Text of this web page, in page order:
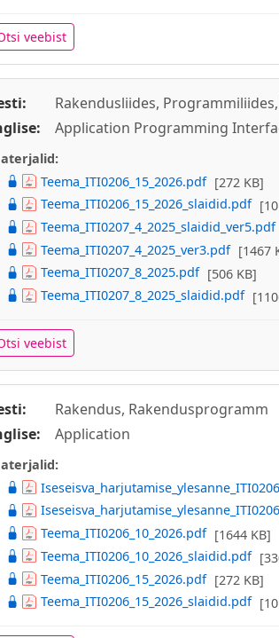
veebist
Rakendusliides,
Application Programming
Teema_ITI0206_15_2026.pdf [272 KB]
Teema_ITI0206_15_2026_slaidid.pdf
Teema_ITI0207_4_2025_slaidid_ver5.pdf
Teema_ITI0207_4_2025_ver3.pdf [1467
Teema_ITI0207_8_2025.pdf [506 KB]
Teema_ITI0207_8_2025_slaidid.pdf
veebist
Rakendus, Rakendusprogramm
Application
Teema_ITI0206_10_2026.pdf [1644 KB]
Teema_ITI0206_10_2026_slaidid.pdf
Teema_ITI0206_15_2026.pdf [272 KB]
Teema_ITI0206_15_2026_slaidid.pdf